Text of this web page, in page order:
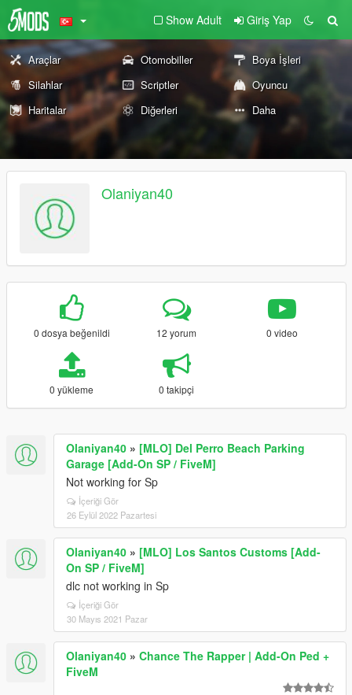
Show Adult Giriş Yap
Araçlar Otomobiller
Boya İşleri
Silahlar
Scriptler
Oyuncu
Haritalar
Diğerleri Daha
Olaniyan40
0 dosya beğenildi 12 yorum 0 video
0 yükleme 0 takipçi
Olaniyan40 » [MLO] Del Perro Beach Parking
Garage [Add-On SP / FiveM]
Not working for Sp
İçeriği Gör
26 Eylül 2022 Pazartesi
Olaniyan40 » [MLO] Los Santos Customs [Add-
On SP / FiveM]
dlc not working in Sp
İçeriği Gör
30 Mayıs 2021 Pazar
Olaniyan40 » Chance The Rapper | Add-On Ped +
FiveM